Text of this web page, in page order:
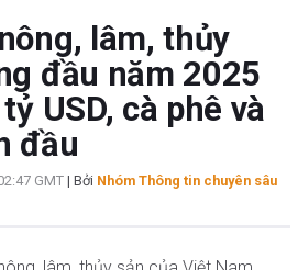
lâm, thủy
đầu năm 2025
USD, cà phê và
đầu
GMT | Bởi Nhóm Thông tin chuyên sâu